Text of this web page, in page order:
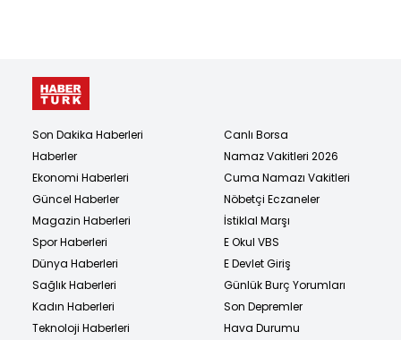
Son Dakika Haberleri
Haberler
Ekonomi Haberleri
Güncel Haberler
Magazin Haberleri
Spor Haberleri
Dünya Haberleri
Sağlık Haberleri
Kadın Haberleri
Teknoloji Haberleri
Canlı Borsa
Namaz Vakitleri 2026
Cuma Namazı Vakitleri
Nöbetçi Eczaneler
İstiklal Marşı
E Okul VBS
E Devlet Giriş
Günlük Burç Yorumları
Son Depremler
Hava Durumu